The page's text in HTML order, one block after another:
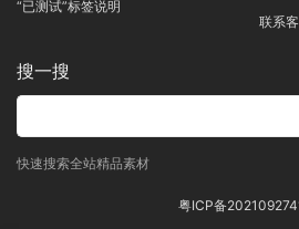
“已测试”标签说明
联系
搜一搜
快速搜索全站精品素材
粤ICP备